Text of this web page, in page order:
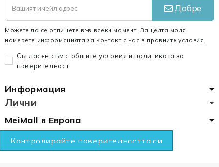
Добре
Можете да се отпишете във всеки момент. За целта моля
намерете информацията за контакт с нас в правните условия.
Съгласен съм с общите условия и политиката за
поверителност
Информация
Лични
MeiMall в Европа
Контролирайте поверителността си